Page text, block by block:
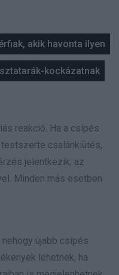
akik havonta ilyen
kockázatnak
reakció. Ha a csípés
csalánkiütés,
jelentkezik, az
Minden más esetben
újabb csípés
lehetnek, ha